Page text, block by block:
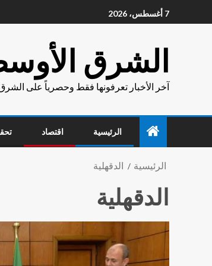
7 أغسطس، 2026
الشرق
آخر الأخبار تعرفونها فقط وحصرياً على
الرئيسية اقتصاد
الرئيسية الدقهلية
الدقهلية